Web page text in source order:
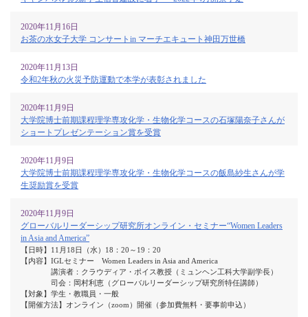
2020年11月16日
お茶の水女子大学 コンサートin マーチエキュート神田万世橋
2020年11月13日
令和2年秋の火災予防運動で本学が表彰されました
2020年11月9日
大学院博士前期課程理学専攻化学・生物化学コースの石塚陽奈子さんが
ショートプレゼンテーション賞を受賞
2020年11月9日
大学院博士前期課程理学専攻化学・生物化学コースの飯島紗生さんが学
生奨励賞を受賞
2020年11月9日
グローバルリーダーシップ研究所オンライン・セミナー“Women Leaders
in Asia and America”
【日時】11月18日（水）18：20～19：20
【内容】IGLセミナー Women Leaders in Asia and America
講演者：クラウディア・ポイス教授（ミュンヘン工科大学副学長）
司会：岡村利恵（グローバルリーダーシップ研究所特任講師）
【対象】学生・教職員・一般
【開催方法】オンライン（zoom）開催（参加費無料・要事前申込）